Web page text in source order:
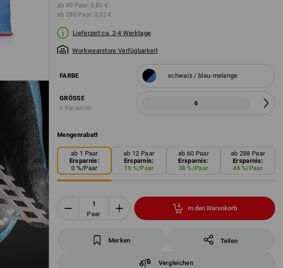
ab 60 Paar: 3,81 €
ab 288 Paar: 3,32 €
Lieferzeit ca. 2-4 Werktage
Workwearstore Verfügbarkeit
FARBE schwarz / blau-melange
GRÖSSE
6 Varianten
6
Mengenrabatt
ab 1 Paar
Ersparnis:
0 %/Paar
ab 12 Paar
Ersparnis:
19 %/Paar
ab 60 Paar
Ersparnis:
38 %/Paar
ab 288 Paar
Ersparnis:
46%/Paar
Paar
In den Warenkorb
Merken Teilen
Vergleichen